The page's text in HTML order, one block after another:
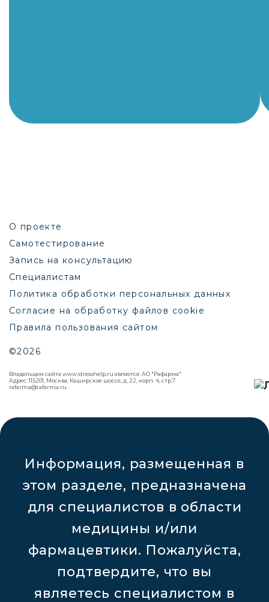
О проекте
Самотестирование
Запись на консультацию
Специалистам
Политика обработки персональных данных
Согласие на обработку файлов cookie
Правила пользования сайтом
©2026
Владельцем сайта www.stresshelp.ru является: АО "Рафарма"
Адрес: 115201, Москва, Каширское шоссе, д. 22, корп. 4, стр.7
rafarma@rafarma.ru
Информация, размещенная в
этом разделе, предназначена
для специалистов в области
медицины и/или
фармацевтики. Пожалуйста,
подтвердите, что вы
являетесь специалистом в